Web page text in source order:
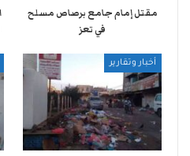
مقتل إمام جامع برصاص مسلح
في تعز
أخبار وتقارير